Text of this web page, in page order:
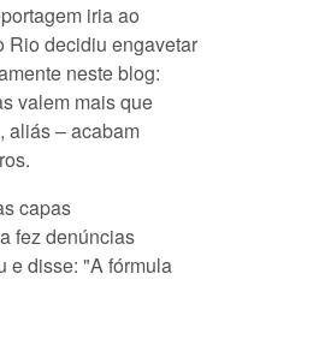
iria ao
Rio decidiu engavetar
neste blog:
valem mais que
aliás – acabam
capas
fez denúncias
e disse: "A fórmula